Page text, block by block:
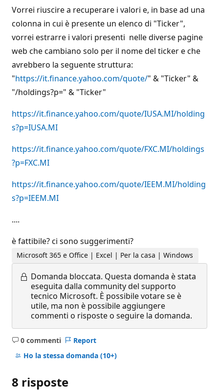
Vorrei riuscire a recuperare i valori e, in base ad una
colonna in cui è presente un elenco di "Ticker",
vorrei estrarre i valori presenti nelle diverse pagine
web che cambiano solo per il nome del ticker e che
avrebbero la seguente struttura:
"https://it.finance.yahoo.com/quote/" & "Ticker" &
"/holdings?p=" & "Ticker"
https://it.finance.yahoo.com/quote/IUSA.MI/holding
s?p=IUSA.MI
https://it.finance.yahoo.com/quote/FXC.MI/holdings
?p=FXC.MI
https://it.finance.yahoo.com/quote/IEEM.MI/holding
s?p=IEEM.MI
....
è fattibile? ci sono suggerimenti?
Microsoft 365 e Office | Excel | Per la casa | Windows
Domanda bloccata. Questa domanda è stata
eseguita dalla community del supporto
tecnico Microsoft. È possibile votare se è
utile, ma non è possibile aggiungere
commenti o risposte o seguire la domanda.
0 commenti
Nessun
commento
Report
Ho la stessa domanda (10+)
8 risposte